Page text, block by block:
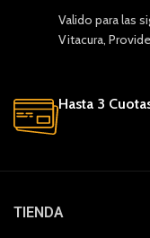
Valido para las
Vitacura,
Hasta 3
TIENDA